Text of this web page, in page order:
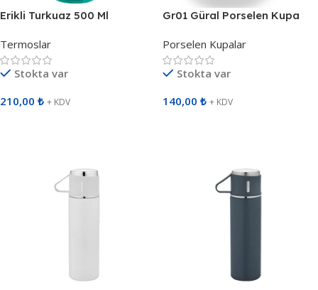
Erikli Turkuaz 500 Ml
Termoslar
Stokta var
210,00 ₺ + KDV
Gr01 Güral Porselen Kupa
Porselen Kupalar
Stokta var
140,00 ₺ + KDV